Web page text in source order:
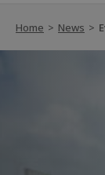
Home > News >